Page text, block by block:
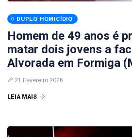
DUPLO HOMICÍDIO
Homem de 49 anos é
matar dois jovens a
Alvorada em Formiga
21 Fevereiro 2026
LEIA MAIS